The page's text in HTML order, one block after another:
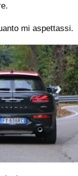
mi aspettassi.